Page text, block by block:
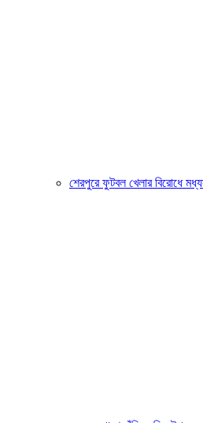
শেরপুরে ফুটবল খেলার বিরোধে